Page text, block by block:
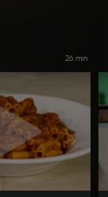
26 min